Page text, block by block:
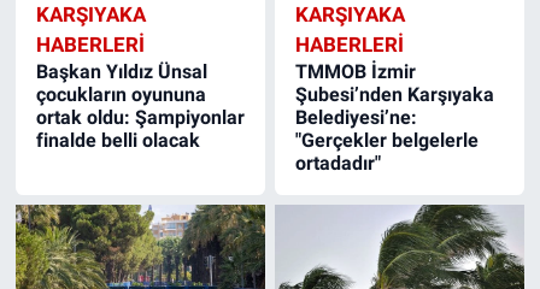
KARŞIYAKA
HABERLERI
Başkan Yıldız Ünsal
çocukların oyununa
ortak oldu: Şampiyonlar
finalde belli olacak
KARŞIYAKA
HABERLERI
TMMOB İzmir
Şubesi’nden Karşıyaka
Belediyesi’ne:
"Gerçekler belgelerle
ortadadır"